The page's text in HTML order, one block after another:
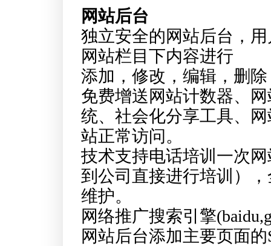
网站后台
独立安全的网站后台，
网站栏目下内容进行
添加，修改，编辑，删除
免费增送网站计数器、
统、社会化分享工具、
站正常访问。
技术支持电话培训一次
到公司直接进行培训）
维护。
网络推广搜索引擎
网站后台添加主要页面